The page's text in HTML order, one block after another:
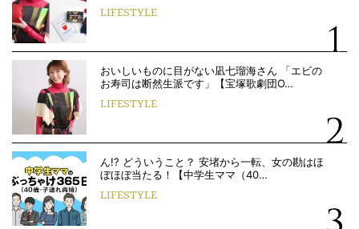
LIFESTYLE
おいしいものに目がない凪七瑠海さん 「エビの
お寿司は断然生派です」【宝塚歌劇団O…
LIFESTYLE
ん!? どういうこと？ 安堵から一転、女の勘はほ
ぼほぼ当たる！【中学生ママ（40…
LIFESTYLE